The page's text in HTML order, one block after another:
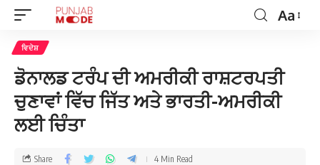
Aa
ਵਿਦੇਸ਼
ਡੋਨਾਲਡ ਟਰੰਪ ਦੀ ਅਮਰੀਕੀ ਰਾਸ਼ਟਰਪਤੀ
ਚੁਣਾਵਾਂ ਵਿੱਚ ਜਿੱਤ ਅਤੇ ਭਾਰਤੀ-ਅਮਰੀਕੀ
ਲਈ ਚਿੰਤਾ
Share 4 Min Read